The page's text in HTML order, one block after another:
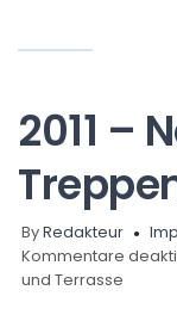
2011 –
ByRedakteur
Kommentare
und Terrasse